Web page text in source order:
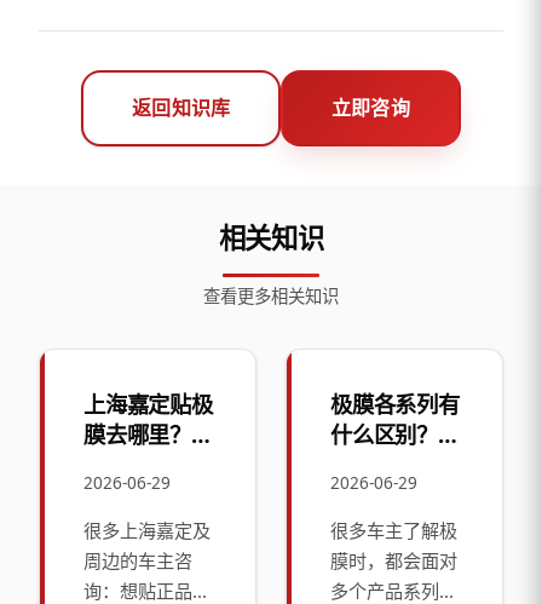
返回知识库 立即咨询
相关知识
查看更多相关知识
上海嘉定贴极
膜去哪里？官
址与服务指南
2026-06-29
很多上海嘉定及
周边的车主咨
询：想贴正品极
极膜各系列有
什么区别？怎
产品选型指南
2026-06-29
很多车主了解极
膜时，都会面对
多个产品系列产